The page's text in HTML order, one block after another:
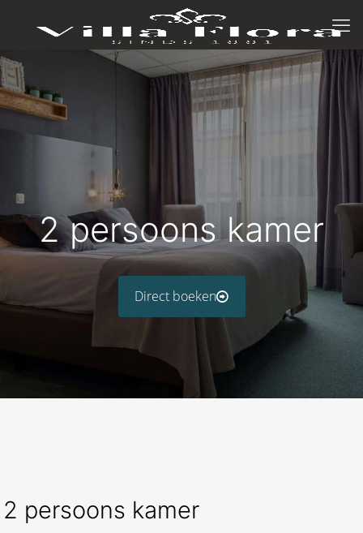
2 persoons kamer
Direct boeken
2 persoons kamer